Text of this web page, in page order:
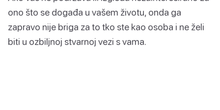
ono što se događa u vašem životu, onda ga
zapravo nije briga za to tko ste kao osoba i ne želi
biti u ozbiljnoj stvarnoj vezi s vama.